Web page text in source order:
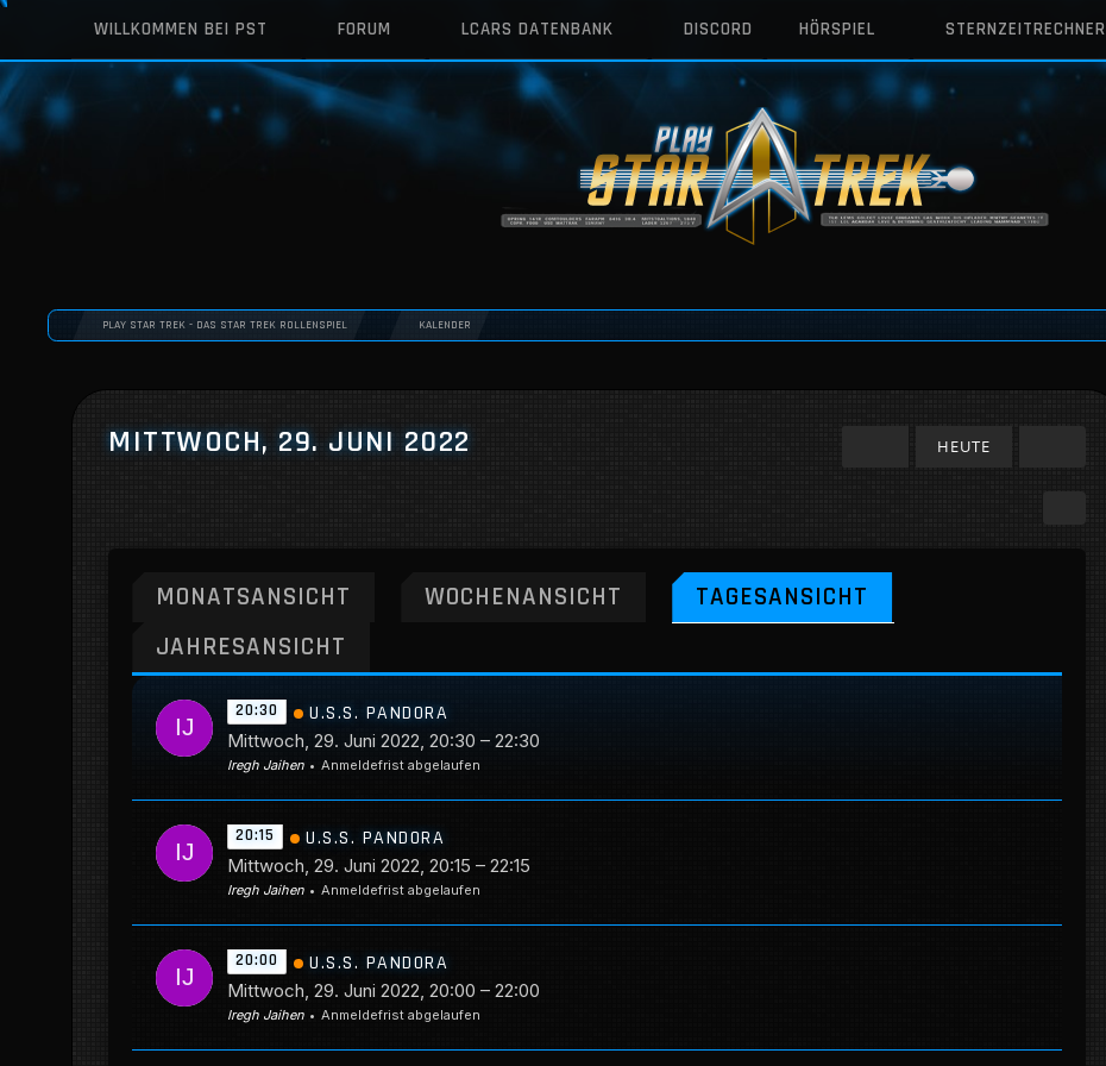
WILLKOMMEN BEI PST FORUM LCARS DATENBANK DISCORD HÖRSPIEL STERNZEITRECHNER
PLAY STAR TREK - DAS STAR TREK ROLLENSPIEL KALENDER
MITTWOCH, 29. JUNI 2022 HEUTE
MONATSANSICHT WOCHENANSICHT
TAGESANSICHT
JAHRESANSICHT
20:30 U.S.S. PANDORA
Mittwoch, 29. Juni 2022, 20:30 – 22:30
Iregh Jaihen Anmeldefrist abgelaufen
20:15 U.S.S. PANDORA
Mittwoch, 29. Juni 2022, 20:15 – 22:15
Iregh Jaihen Anmeldefrist abgelaufen
20:00 U.S.S. PANDORA
Mittwoch, 29. Juni 2022, 20:00 – 22:00
Iregh Jaihen Anmeldefrist abgelaufen